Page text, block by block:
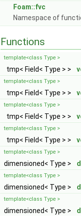
Foam::fvc
Namespace of
Functions
template<class Type >
tmp< Field< Type > >
template<class Type >
tmp< Field< Type > >
template<class Type >
tmp< Field< Type > >
template<class Type >
tmp< Field< Type > >
template<class Type >
dimensioned< Type >
template<class Type >
dimensioned< Type >
template<class Type >
dimensioned< Type >